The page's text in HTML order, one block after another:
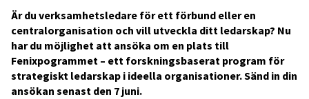
Är du verksamhetsledare för ett förbund eller en
centralorganisation och vill utveckla ditt ledarskap? Nu
har du möjlighet att ansöka om en plats till
Fenixpogrammet – ett forskningsbaserat program för
strategiskt ledarskap i ideella organisationer. Sänd in din
ansökan senast den 7 juni.